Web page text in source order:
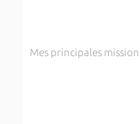
Mes principales